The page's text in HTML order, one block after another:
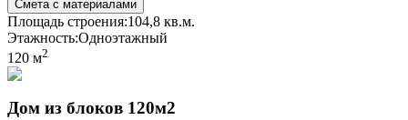
Смета с материалами
Площадь строения:104,8 кв.м.
Этажность:Одноэтажный
120 м2
Дом из блоков 120м2